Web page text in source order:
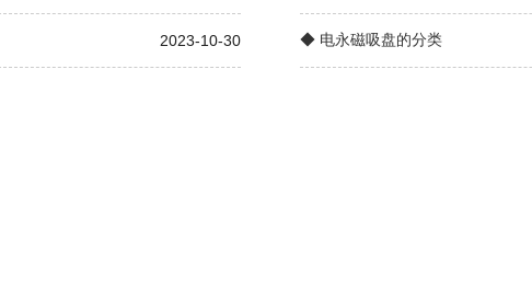
2023-10-30 ◆ 电永磁吸盘的分类